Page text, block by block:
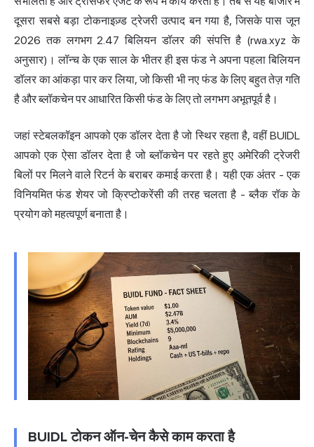
दूसरा सबसे बड़ा टोकनाइज़्ड ट्रेजरी उत्पाद बन गया है, जिसके पास जून
2026 तक लगभग 2.47 बिलियन डॉलर की संपत्ति है (rwa.xyz के
अनुसार)। लॉन्च के एक साल के भीतर ही इस फंड ने अपना पहला बिलियन
डॉलर का आंकड़ा पार कर लिया, जो किसी भी नए फंड के लिए बहुत तेज़ गति
है और ब्लॉकचेन पर आधारित किसी फंड के लिए तो लगभग अभूतपूर्व है।
जहां स्टेबलकॉइन आपको एक डॉलर देता है जो स्थिर रहता है, वहीं BUIDL
आपको एक ऐसा डॉलर देता है जो ब्लॉकचेन पर रहते हुए अमेरिकी ट्रेजरी
बिलों पर मिलने वाले रिटर्न के बराबर कमाई करता है। यही एक अंतर - एक
विनियमित फंड शेयर जो क्रिप्टोकरेंसी की तरह चलता है - ब्लैक रॉक के
प्रयोग को महत्वपूर्ण बनाता है।
BUIDL टोकन ऑन-चेन कैसे काम करता है